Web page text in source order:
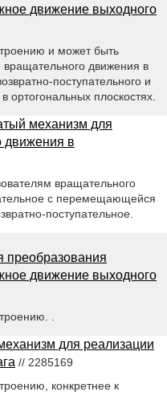
движение выходного
и может быть
движения в
поступательного и
плоскостях.
механизм для
движения в
вращательного
с перемещающейся
поступательное.
преобразования
движение выходного
.
для реализации
// 2285169
конкретнее к